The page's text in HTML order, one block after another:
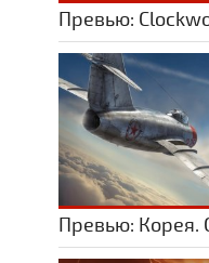
Превью:
Превью: Корея.